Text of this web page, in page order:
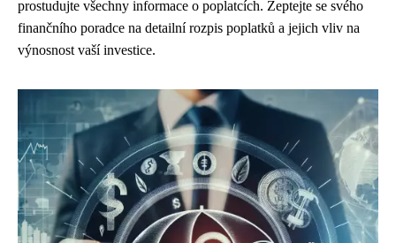
prostudujte všechny informace o poplatcích. Zeptejte se svého
finančního poradce na detailní rozpis poplatků a jejich vliv na
výnosnost vaší investice.